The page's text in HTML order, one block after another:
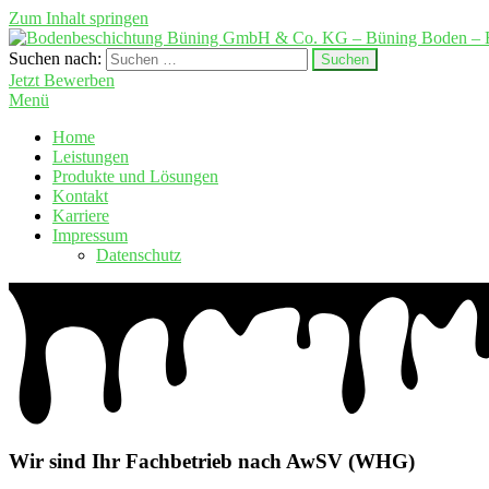
Zum Inhalt springen
Bodenbeschichtung Büning GmbH & Co. KG – Büning Boden –
Fußbodentechnik
Suchen nach:
Jetzt Bewerben
Menü
Home
Leistungen
Produkte und Lösungen
Kontakt
Karriere
Impressum
Datenschutz
Wir sind Ihr Fachbetrieb nach AwSV (WHG)